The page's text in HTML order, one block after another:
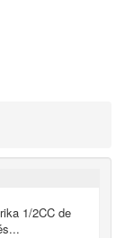
1/2CC de